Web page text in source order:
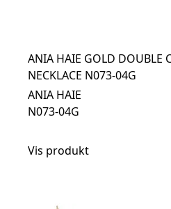
ANIA HAIE GOLD DOUBLE
NECKLACE N073-04G
ANIA HAIE
N073-04G
Vis produkt